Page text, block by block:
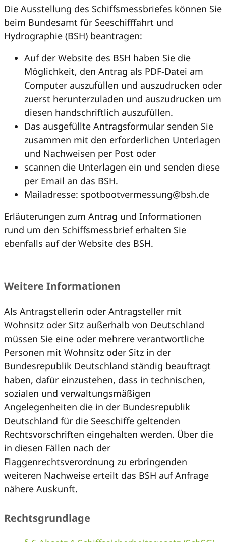
Die Ausstellung des Schiffsmessbriefes können Sie
beim Bundesamt für Seeschifffahrt und
Hydrographie (BSH) beantragen:
Auf der Website des BSH haben Sie die
Möglichkeit, den Antrag als PDF-Datei am
Computer auszufüllen und auszudrucken oder
zuerst herunterzuladen und auszudrucken um
diesen handschriftlich auszufüllen.
Das ausgefüllte Antragsformular senden Sie
zusammen mit den erforderlichen Unterlagen
und Nachweisen per Post oder
scannen die Unterlagen ein und senden diese
per Email an das BSH.
Mailadresse: spotbootvermessung@bsh.de
Erläuterungen zum Antrag und Informationen
rund um den Schiffsmessbrief erhalten Sie
ebenfalls auf der Website des BSH.
Weitere Informationen
Als Antragstellerin oder Antragsteller mit
Wohnsitz oder Sitz außerhalb von Deutschland
müssen Sie eine oder mehrere verantwortliche
Personen mit Wohnsitz oder Sitz in der
Bundesrepublik Deutschland ständig beauftragt
haben, dafür einzustehen, dass in technischen,
sozialen und verwaltungsmäßigen
Angelegenheiten die in der Bundesrepublik
Deutschland für die Seeschiffe geltenden
Rechtsvorschriften eingehalten werden. Über die
in diesen Fällen nach der
Flaggenrechtsverordnung zu erbringenden
weiteren Nachweise erteilt das BSH auf Anfrage
nähere Auskunft.
Rechtsgrundlage